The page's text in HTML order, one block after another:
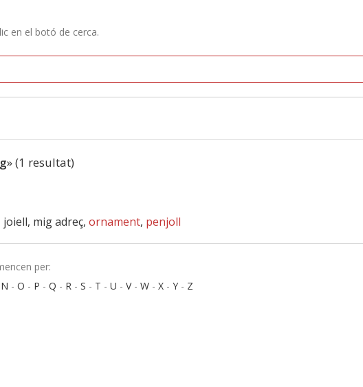
en el botó de cerca.
» (1 resultat)
joiell, mig adreç, ornament, penjoll
per:
N - O - P - Q - R - S - T - U - V- W - X - Y - Z